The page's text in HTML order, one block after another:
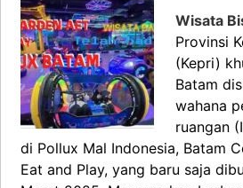
Wisata
Provinsi
(Kepri)
Batam
wahana
ruangan
di Pollux Mal Indonesia, Batam
Eat and Play, yang baru saja